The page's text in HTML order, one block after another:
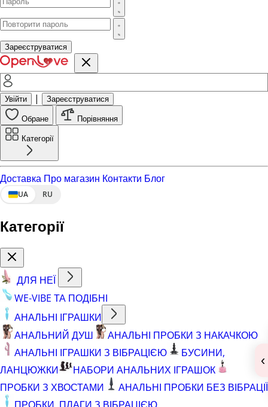
Зареєструватися
Увійти | Зареєструватися
Обране Порівняння
Категорії
Доставка Про магазин Контакти Блог
UA RU
Категорії
ДЛЯ НЕЇ
WE-VIBE ТА ПОДІБНІ
АНАЛЬНІ ІГРАШКИ
АНАЛЬНИЙ ДУШ
АНАЛЬНІ ПРОБКИ З НАКАЧКОЮ
АНАЛЬНІ ІГРАШКИ З ВІБРАЦІЄЮ
БУСИНИ,
ЛАНЦЮЖКИ
НАБОРИ АНАЛЬНИХ ІГРАШОК
ПРОБКИ З ХВОСТАМИ
АНАЛЬНІ ПРОБКИ БЕЗ ВІБРАЦІЇ
‹